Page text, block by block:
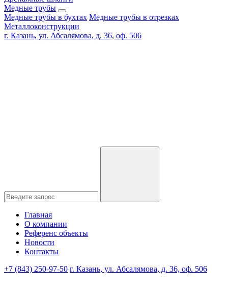
Медные трубы
Медные трубы в бухтах Медные трубы в отрезках
Металлоконструкции
г. Казань, ул. Абсалямова, д. 36, оф. 506
Главная
О компании
Референс объекты
Новости
Контакты
+7 (843) 250-97-50 г. Казань, ул. Абсалямова, д. 36, оф. 506